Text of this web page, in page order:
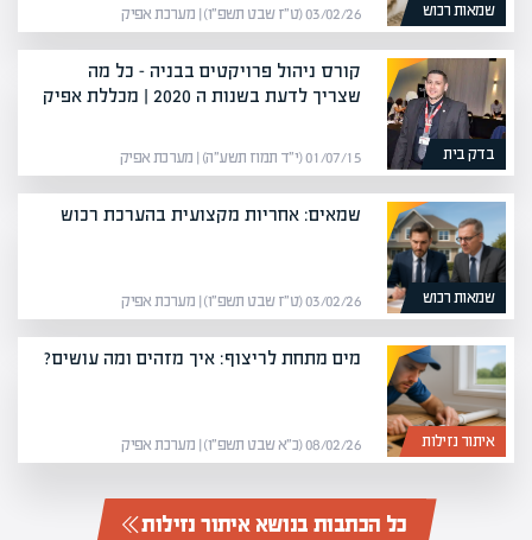
שמאות רכוש 03/02/26 (ט״ז שבט תשפ״ו) | מערכת אפיק
בדק בית
קורס ניהול פרויקטים בבניה – כל מה
שצריך לדעת בשנות ה 2020 | מכללת אפיק
01/07/15 (י״ד תמוז תשע״ה) | מערכת אפיק
שמאות רכוש
שמאים: אחריות מקצועית בהערכת רכוש
03/02/26 (ט״ז שבט תשפ״ו) | מערכת אפיק
איתור נזילות
מים מתחת לריצוף: איך מזהים ומה עושים?
08/02/26 (כ״א שבט תשפ״ו) | מערכת אפיק
כל הכתבות בנושא איתור נזילות